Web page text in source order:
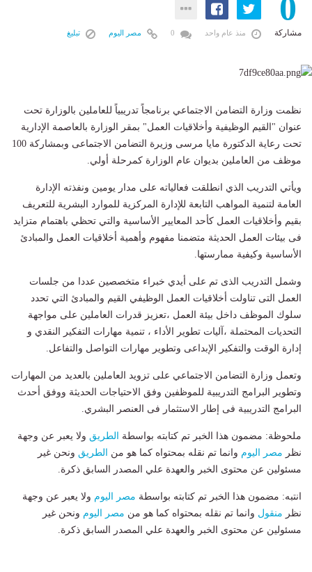
0
مشاركة منذ عام واحد مصر اليوم تبليغ
نظمت وزارة التضامن الاجتماعي برنامجاً تدريبياً للعاملين بالوزارة تحت
عنوان "القيم الوظيفية وأخلاقيات العمل" بمقر الوزارة بالعاصمة الإدارية
تحت رعاية الدكتورة مايا مرسى وزيرة التضامن الاجتماعى وبمشاركة 100
موظف من العاملين بديوان عام الوزارة كمرحلة أولي.
ويأتي التدريب الذي انطلقت فعالياته على مدار يومين ونفذته الإدارة
العامة لتنمية المواهب التابعة للإدارة المركزية للموارد البشرية للتعريف
بقيم وأخلاقيات العمل كأحد المعايير الأساسية والتي تحظي باهتمام متزايد
فى بيئات العمل الحديثة متضمنا مفهوم وأهمية أخلاقيات العمل والمبادئ
الأساسية وكيفية ممارستها.
وشمل التدريب الذى تم على أيدي خبراء متخصصين عددا من جلسات
العمل التى تناولت أخلاقيات العمل الوظيفي القيم والمبادئ التي تحدد
سلوك الموظف داخل بيئة العمل ،تعزيز قدرات العاملين على مواجهة
التحديات المحتملة ،آليات تطوير الأداء ، تنمية مهارات التفكير النقدي و
إدارة الوقت والتفكير الإبداعى وتطوير مهارات التواصل والتفاعل.
وتعمل وزارة التضامن الاجتماعي على تزويد العاملين بالعديد من المهارات
وتطوير البرامج التدريبية للموظفين وفق الاحتياجات الحديثة ووفق أحدث
البرامج التدريبية فى إطار الاستثمار فى العنصر البشري.
ملحوظة: مضمون هذا الخبر تم كتابته بواسطة الطريق ولا يعبر عن وجهة
نظر مصر اليوم وانما تم نقله بمحتواه كما هو من الطريق ونحن غير
مسئولين عن محتوى الخبر والعهدة علي المصدر السابق ذكرة.
انتبه: مضمون هذا الخبر تم كتابته بواسطة مصر اليوم ولا يعبر عن وجهة
نظر منقول وانما تم نقله بمحتواه كما هو من مصر اليوم ونحن غير
مسئولين عن محتوى الخبر والعهدة علي المصدر السابق ذكرة.